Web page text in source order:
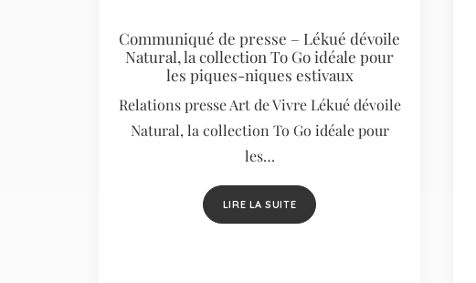
Communiqué de presse – Lékué dévoile
Natural, la collection To Go idéale pour
les piques-niques estivaux
Relations presse Art de Vivre Lékué dévoile
Natural, la collection To Go idéale pour
les…
LIRE LA SUITE